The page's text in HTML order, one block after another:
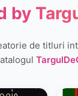
by
de titluri